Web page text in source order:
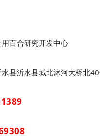
百合研究开发中心
县沂水县城北沭河大桥北